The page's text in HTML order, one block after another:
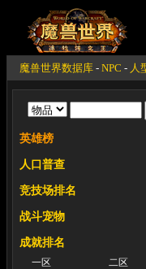
魔兽世界数据库 - NPC - 人
英雄榜
人口普查
竞技场排名
战斗宠物
成就排名
一区
二区